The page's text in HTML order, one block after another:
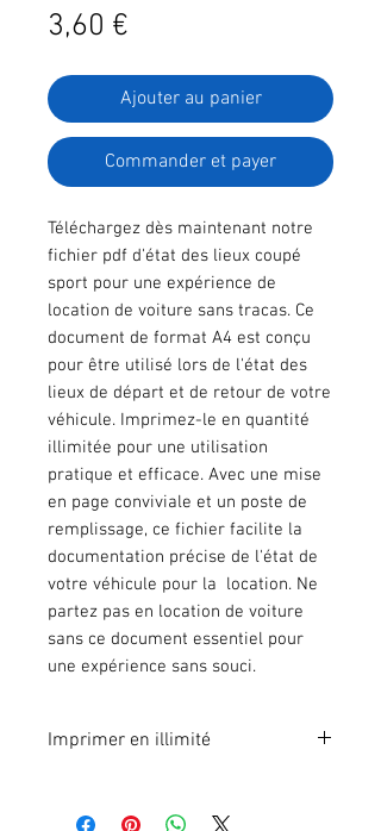
3,60 €
Ajouter au panier
Commander et payer
Téléchargez dès maintenant notre
fichier pdf d'état des lieux coupé
sport pour une expérience de
location de voiture sans tracas. Ce
document de format A4 est conçu
pour être utilisé lors de l'état des
lieux de départ et de retour de votre
véhicule. Imprimez-le en quantité
illimitée pour une utilisation
pratique et efficace. Avec une mise
en page conviviale et un poste de
remplissage, ce fichier facilite la
documentation précise de l'état de
votre véhicule pour la location. Ne
partez pas en location de voiture
sans ce document essentiel pour
une expérience sans souci.
Imprimer en illimité
illimité. Pour 1 poste.